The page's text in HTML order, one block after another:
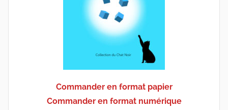
Commander en format papier
Commander en format numérique